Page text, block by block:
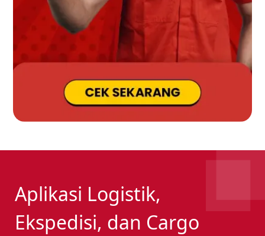
Aplikasi Logistik,
Ekspedisi, dan Cargo